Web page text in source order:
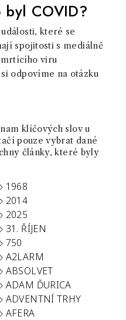
COVID?
které se
spojitosti s mediálně
viru
odpovíme na otázku
klíčových slov u
pouze vybrat dané
články, které byly
1968
2014
2025
31. ŘÍJEN
750
A2LARM
ABSOLVET
ADAM ĎURICA
ADVENTNÍ TRHY
AFERA